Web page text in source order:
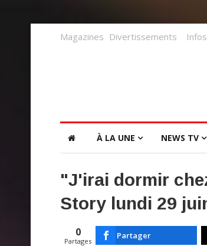
Magazines Divertissements Infos
À LA UNE NEWS TV
"J'irai dormir
Story lundi 29
0
Partages
Partager